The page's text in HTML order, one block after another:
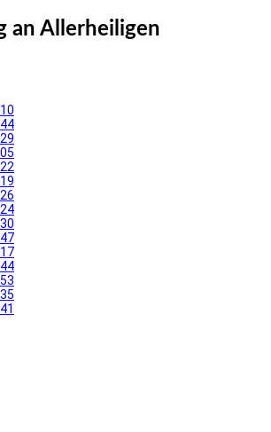
an Allerheiligen